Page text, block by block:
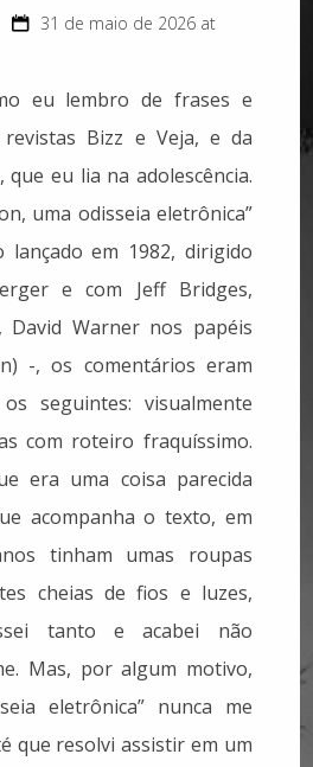
31 de maio de 2026 at
eu lembro de frases e
Bizz e Veja, e da
que eu lia na adolescência.
uma odisseia eletrônica”
lançado em 1982, dirigido
e com Jeff Bridges,
David Warner nos papéis
-, os comentários eram
seguintes: visualmente
com roteiro fraquíssimo.
era uma coisa parecida
acompanha o texto, em
tinham umas roupas
cheias de fios e luzes,
tanto e acabei não
Mas, por algum motivo,
eletrônica” nunca me
que resolvi assistir em um